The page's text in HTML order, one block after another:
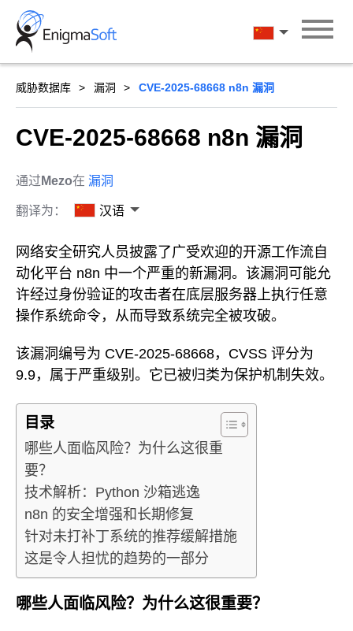
Skip
content
汉语
威胁数据库 漏洞 CVE-2025-68668 n8n 漏洞
CVE-2025-68668 n8n 漏洞
通过 Mezo在 漏洞
翻译为： 汉语
网络安全研究人员披露了广受欢迎的开源工作流自
动化平台 n8n 中一个严重的新漏洞。该漏洞可能允
许经过身份验证的攻击者在底层服务器上执行任意
操作系统命令，从而导致系统完全被攻破。
该漏洞编号为 CVE-2025-68668，CVSS 评分为
9.9，属于严重级别。它已被归类为保护机制失效。
目录
哪些人面临风险？为什么这很重
要？
技术解析：Python 沙箱逃逸
n8n 的安全增强和长期修复
针对未打补丁系统的推荐缓解措施
这是令人担忧的趋势的一部分
哪些人面临风险？为什么这很重要？